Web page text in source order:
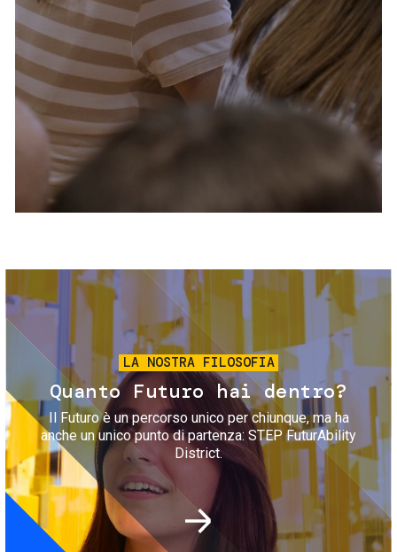
Servizi e accessibilità
Contatti
FAQ
Biglietti
Immagine
LA NOSTRA FILOSOFIA
Quanto Futuro hai dentro?
Il Futuro è un percorso unico per chiunque, ma ha
anche un unico punto di partenza: STEP FuturAbility
District.